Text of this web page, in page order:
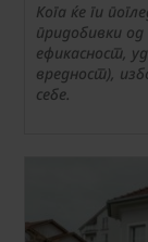
Кога ќе ги
придобивки од
ефикасност,
вредност),
себе.